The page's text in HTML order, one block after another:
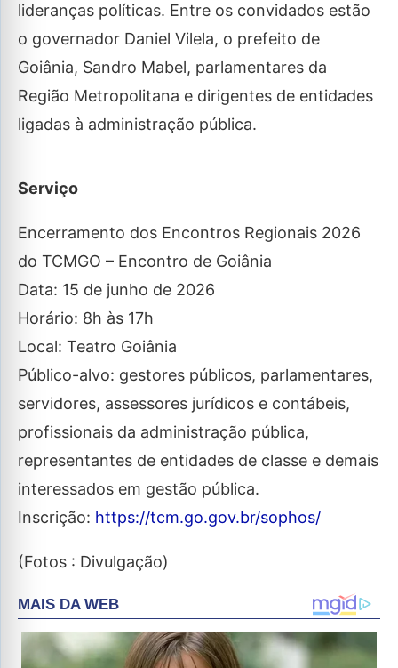
lideranças políticas. Entre os convidados estão
o governador Daniel Vilela, o prefeito de
Goiânia, Sandro Mabel, parlamentares da
Região Metropolitana e dirigentes de entidades
ligadas à administração pública.
Serviço
Encerramento dos Encontros Regionais 2026
do TCMGO – Encontro de Goiânia
Data: 15 de junho de 2026
Horário: 8h às 17h
Local: Teatro Goiânia
Público-alvo: gestores públicos, parlamentares,
servidores, assessores jurídicos e contábeis,
profissionais da administração pública,
representantes de entidades de classe e demais
interessados em gestão pública.
Inscrição: https://tcm.go.gov.br/sophos/
(Fotos : Divulgação)